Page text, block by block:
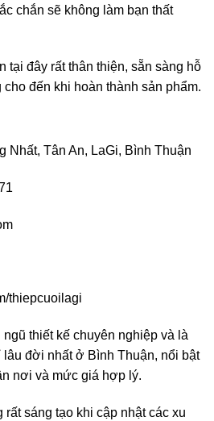
chắn sẽ không làm bạn thất
tại đây rất thân thiện, sẵn sàng hỗ
đến khi hoàn thành sản phẩm.
Nhất, Tân An, LaGi, Bình Thuận
thiepcuoilagi
thiết kế chuyên nghiệp và là
lâu đời nhất ở Bình Thuận, nổi bật
nơi và mức giá hợp lý.
rất sáng tạo khi cập nhật các xu